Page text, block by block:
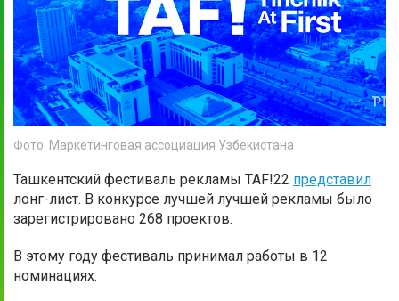
Фото: Маркетинговая ассоциация Узбекистана
Ташкентский фестиваль рекламы TAF!22 представил
лонг-лист. В конкурсе лучшей лучшей рекламы было
зарегистрировано 268 проектов.
В этому году фестиваль принимал работы в 12
номинациях: